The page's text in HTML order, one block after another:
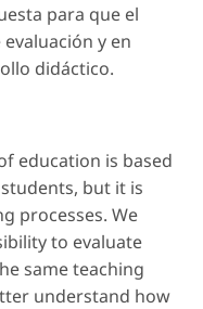
para que el
y en
didáctico.
education is based
but it is
processes. We
to evaluate
same teaching
understand how